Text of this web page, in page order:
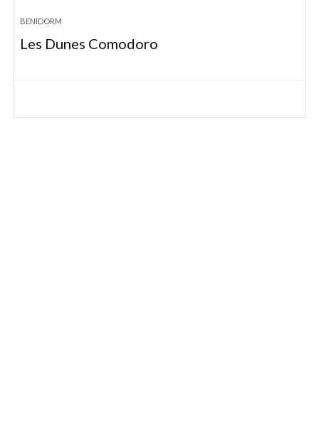
BENIDORM
Les Dunes Comodoro